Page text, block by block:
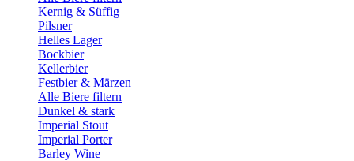
Kernig & Süffig
Pilsner
Helles Lager
Bockbier
Kellerbier
Festbier & Märzen
Alle Biere filtern
Dunkel & stark
Imperial Stout
Imperial Porter
Barley Wine